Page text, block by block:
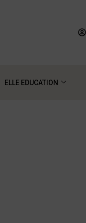
ELLE EDUCATION